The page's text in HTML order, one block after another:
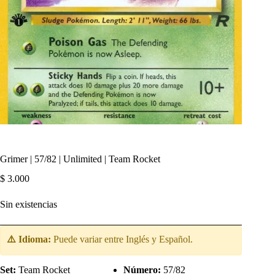
Grimer | 57/82 | Unlimited | Team Rocket
$ 3.000
Sin existencias
⚠️ Idioma: Puede variar entre Inglés y Español.
Set: Team Rocket Número: 57/82